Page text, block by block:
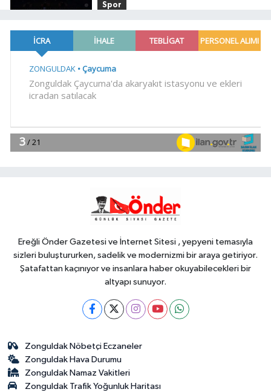
Spor
başladı
18:29TÜBİTAK 1707 programında
18:18
riskine karşı videolu uyarı
Ereğli Önder Gazetesi ve İnternet Sitesi , yepyeni temasıyla
sizleri buluştururken, sadelik ve modernizmi bir araya getiriyor.
Şatafattan kaçınıyor ve insanlara haber okuyabilecekleri bir
altyapı sunuyor.
Zonguldak Nöbetçi Eczaneler
Zonguldak Hava Durumu
Zonguldak Namaz Vakitleri
Zonguldak Trafik Yoğunluk Haritası